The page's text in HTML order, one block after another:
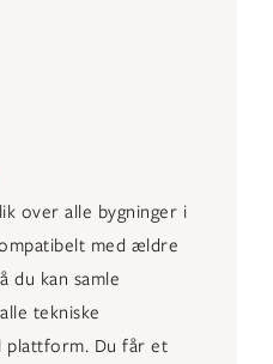
over alle bygninger i
med ældre
du kan samle
tekniske
plattform. Du får et